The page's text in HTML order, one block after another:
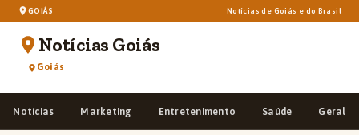
GOIÁS Notícias de Goiás e do Brasil
Notícias Goiás
Goiás
Notícias Marketing Entretenimento Saúde Geral